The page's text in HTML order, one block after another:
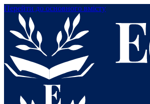
Перейти до основного вмісту